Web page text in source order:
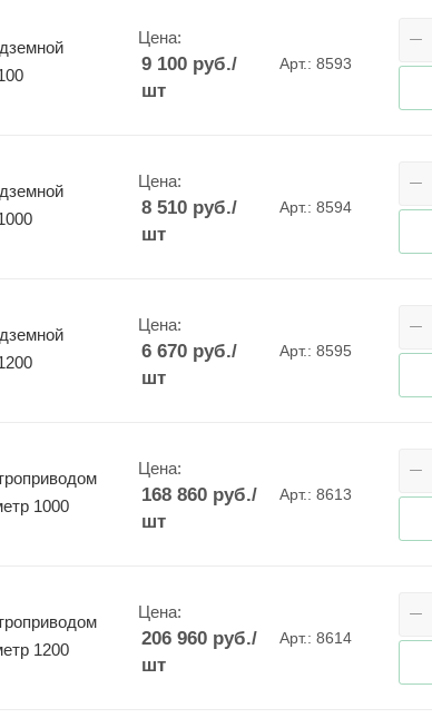
Цена:
9 100руб./
шт
Арт.: 8593
Цена:
8 510руб./
шт
Арт.: 8594
Цена:
6 670руб./
шт
Арт.: 8595
1000
Цена:
168 860руб./
шт
Арт.: 8613
1200
Цена:
206 960руб./
шт
Арт.: 8614